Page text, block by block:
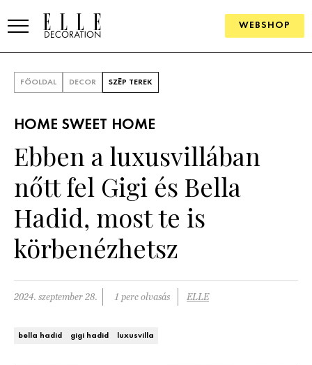
WEBSHOP
SZOBÁK
Konyha
Fürdőszoba
Nappali
Hálószoba
ÖTLETEK
Lakások
FŐOLDAL DECOR SZÉP TEREK
HOME SWEET HOME
Ebben a luxusvillában
nőtt fel Gigi és Bella
Hadid, most te is
körbenézhetsz
2024. szeptember 28. 1 perc olvasás ELLE
bella hadid gigi hadid luxusvilla